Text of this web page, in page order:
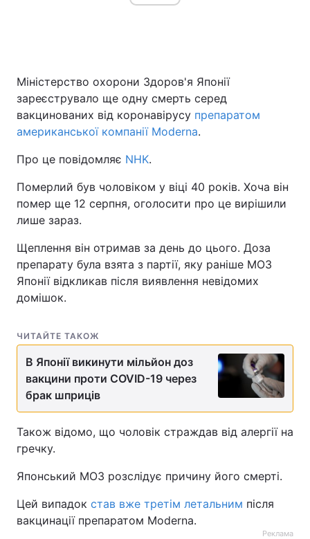
Міністерство охорони Здоров'я Японії
зареєструвало ще одну смерть серед
вакцинованих від коронавірусу препаратом
американської компанії Moderna.
Про це повідомляє NHK.
Померлий був чоловіком у віці 40 років. Хоча він
помер ще 12 серпня, оголосити про це вирішили
лише зараз.
Щеплення він отримав за день до цього. Доза
препарату була взята з партії, яку раніше МОЗ
Японії відкликав після виявлення невідомих
домішок.
ЧИТАЙТЕ ТАКОЖ
В Японії викинути мільйон доз
вакцини проти COVID-19 через
брак шприців
Також відомо, що чоловік страждав від алергії на
гречку.
Японський МОЗ розслідує причину його смерті.
Цей випадок став вже третім летальним після
вакцинації препаратом Moderna.
Реклама